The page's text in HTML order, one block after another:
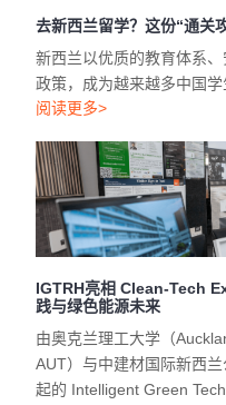
去新西兰留学？这份“通关
新西兰以优质的教育体系
政策，成为越来越多中国学
阅读更多>
IGTRH亮相 Clean-Tech
践与绿色能源未来
由奥克兰理工大学（
AUT）与中建材国际新西
起的 Intelligent Green